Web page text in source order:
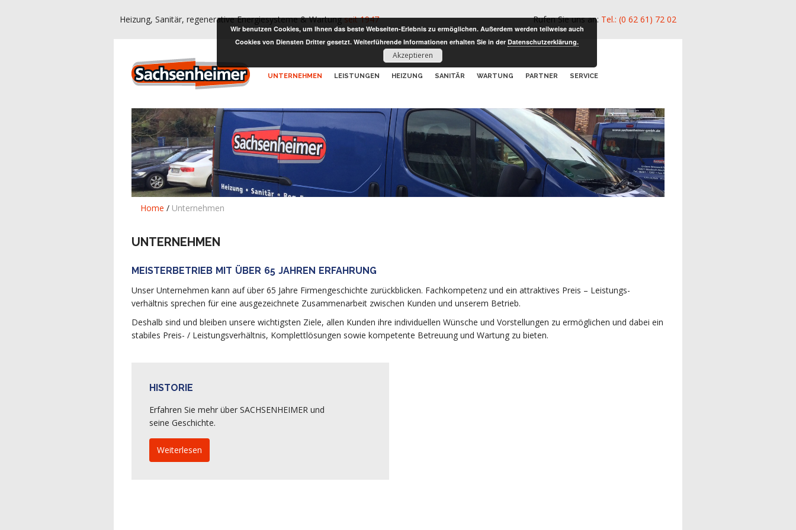
Heizung, Sanitär, regenerative Energiesysteme & Wartungseit 1947 Rufen Sie uns an: Tel.: (0 62 61) 72 02
UNTERNEHMEN LEISTUNGEN HEIZUNG SANITÄR WARTUNG PARTNER SERVICE
Home / Unternehmen
UNTERNEHMEN
MEISTERBETRIEB MIT ÜBER 65 JAHREN ERFAHRUNG
Unser Unternehmen kann auf über 65 Jahre Firmengeschichte zurückblicken. Fachkompetenz und ein attraktives Preis – Leistungs-
verhältnis sprechen für eine ausgezeichnete Zusammenarbeit zwischen Kunden und unserem Betrieb.
Deshalb sind und bleiben unsere wichtigsten Ziele, allen Kunden ihre individuellen Wünsche und Vorstellungen zu ermöglichen und dabei ein
stabiles Preis- / Leistungsverhältnis, Komplettlösungen sowie kompetente Betreuung und Wartung zu bieten.
HISTORIE
Erfahren Sie mehr über SACHSENHEIMER und
seine Geschichte.
Weiterlesen
Wir benutzen Cookies, um Ihnen das beste Webseiten-Erlebnis zu ermöglichen. Außerdem werden teilweise auch
Cookies von Diensten Dritter gesetzt. Weiterführende Informationen erhalten Sie in der Datenschutzerklärung.
Akzeptieren